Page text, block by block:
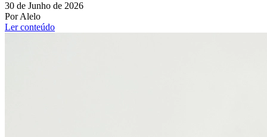
30 de Junho de 2026
Por Alelo
Ler conteúdo